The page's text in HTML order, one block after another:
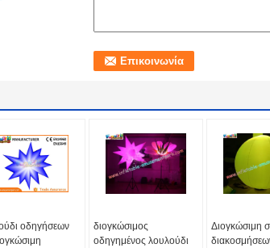
οδηγήσεων
διογκώσιμος
οδηγημένος λουλούδι
Διογκώσιμη